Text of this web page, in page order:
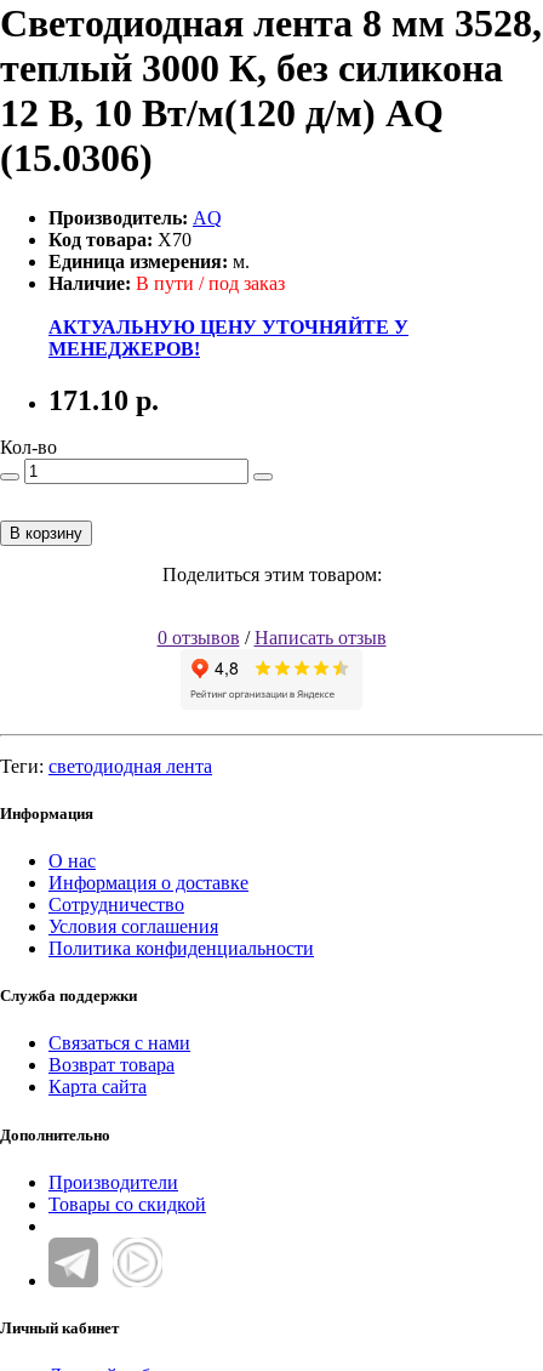
Светодиодная лента 8 мм 3528,
теплый 3000 К, без силикона
12 В, 10 Вт/м(120 д/м) AQ
(15.0306)
Производитель: AQ
Код товара: Х70
Единица измерения: м.
Наличие: В пути / под заказ
АКТУАЛЬНУЮ ЦЕНУ УТОЧНЯЙТЕ У
МЕНЕДЖЕРОВ!
171.10 р.
Кол-во
В корзину
Поделиться этим товаром:
0 отзывов /Написать отзыв
Теги: светодиодная лента
Информация
О нас
Информация о доставке
Сотрудничество
Условия соглашения
Политика конфиденциальности
Служба поддержки
Связаться с нами
Возврат товара
Карта сайта
Дополнительно
Производители
Товары со скидкой
Личный кабинет